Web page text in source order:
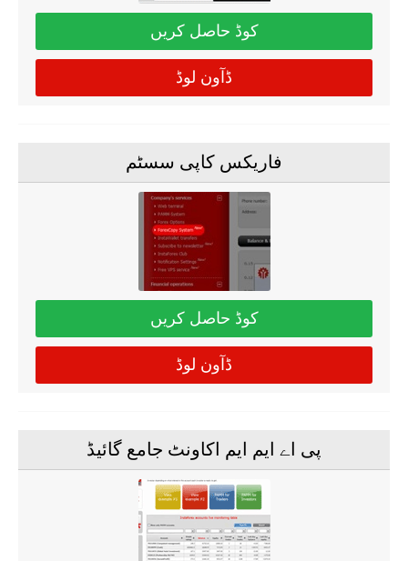
کوڈ حاصل کریں
ڈآون لوڈ
فاریکس کاپی سسٹم
کوڈ حاصل کریں
ڈآون لوڈ
پی اے ایم ایم اکاونٹ جامع گائیڈ